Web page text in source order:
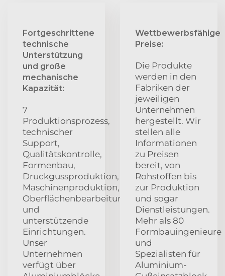
Fortgeschrittene
technische
Unterstützung
und große
mechanische
Kapazität:
7
Produktionsprozess,
technischer
Support,
Qualitätskontrolle,
Formenbau,
Druckgussproduktion,
Maschinenproduktion,
Oberflächenbearbeitung
und
unterstützende
Einrichtungen.
Unser
Unternehmen
verfügt über
Wettbewerbsfähige
Preise:
Die Produkte
werden in den
Fabriken der
jeweiligen
Unternehmen
hergestellt. Wir
stellen alle
Informationen
zu Preisen
bereit, von
Rohstoffen bis
zur Produktion
und sogar
Dienstleistungen.
Mehr als 80
Formbauingenieure
und
Spezialisten für
Aluminium-